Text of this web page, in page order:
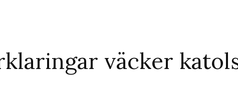
väcker